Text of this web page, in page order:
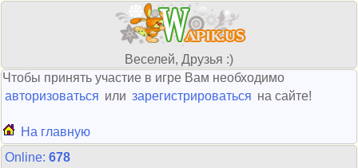
Веселей, Друзья :)
Чтобы принять участие в игре Вам необходимо
авторизоваться или зарегистрироваться на сайте!
На главную
Online: 678